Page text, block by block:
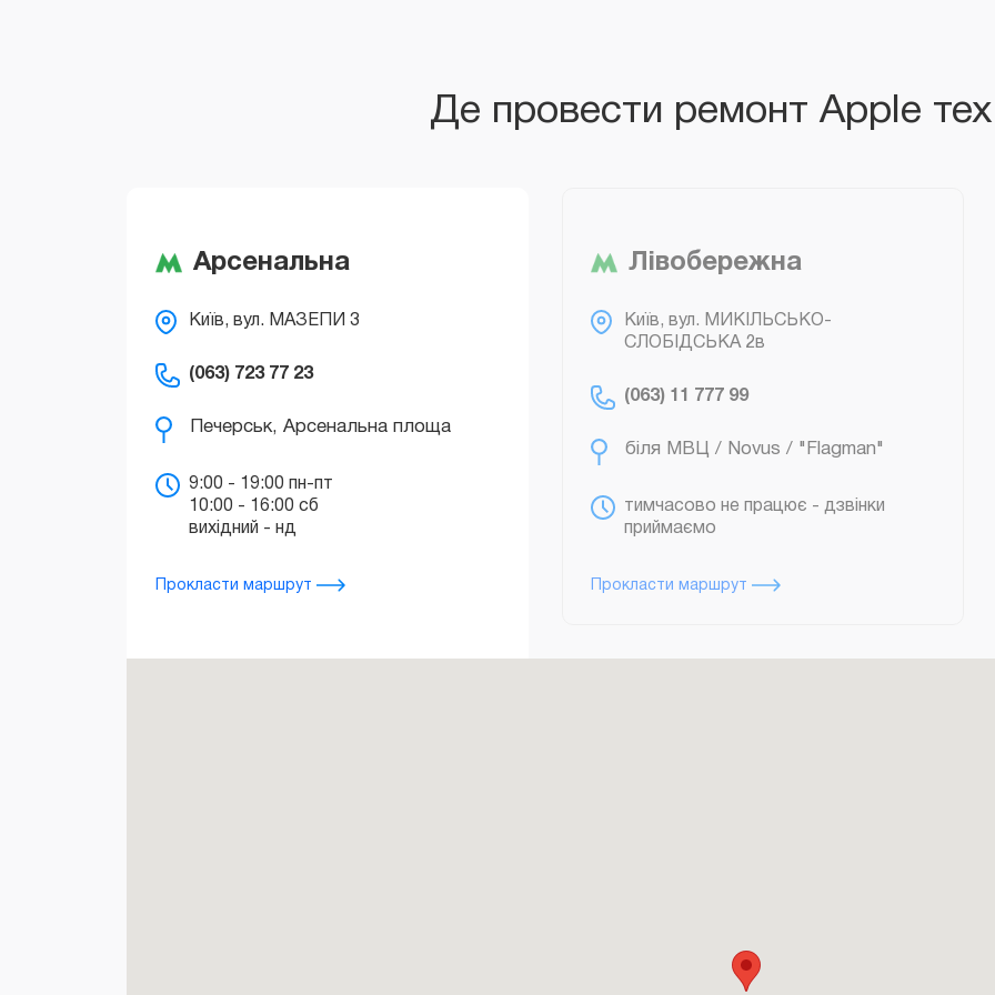
Де провести ремонт Apple
Арсенальна
Київ, вул. МАЗЕПИ 3
(063) 723 77 23
Печерськ, Арсенальна площа
9:00 - 19:00 пн-пт
10:00 - 16:00 сб
вихідний - нд
Прокласти маршрут
Лівобережна
Київ, вул. МИКІЛЬСЬКО-
СЛОБІДСЬКА 2в
(063) 11 777 99
тимчасово не працює - дзвінки
приймаємо
Прокласти маршрут